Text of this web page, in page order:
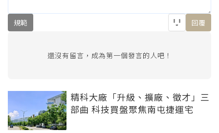
規範 回覆
還沒有留言，成為第一個發言的人吧！
精科大廠「升級、擴廠、徵才」三
部曲 科技買盤聚焦南屯捷運宅